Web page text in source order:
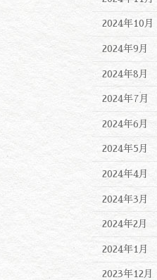
2024年10月
2024年9月
2024年8月
2024年7月
2024年6月
2024年5月
2024年4月
2024年3月
2024年2月
2024年1月
2023年12月